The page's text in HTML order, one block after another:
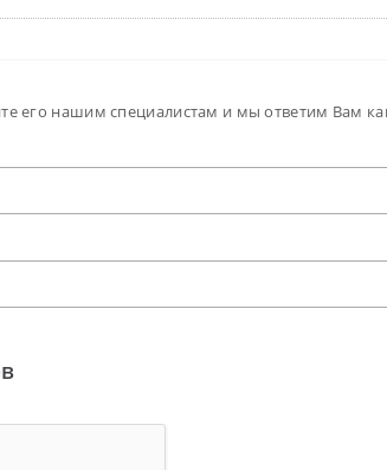
его нашим специалистам и мы ответим Вам